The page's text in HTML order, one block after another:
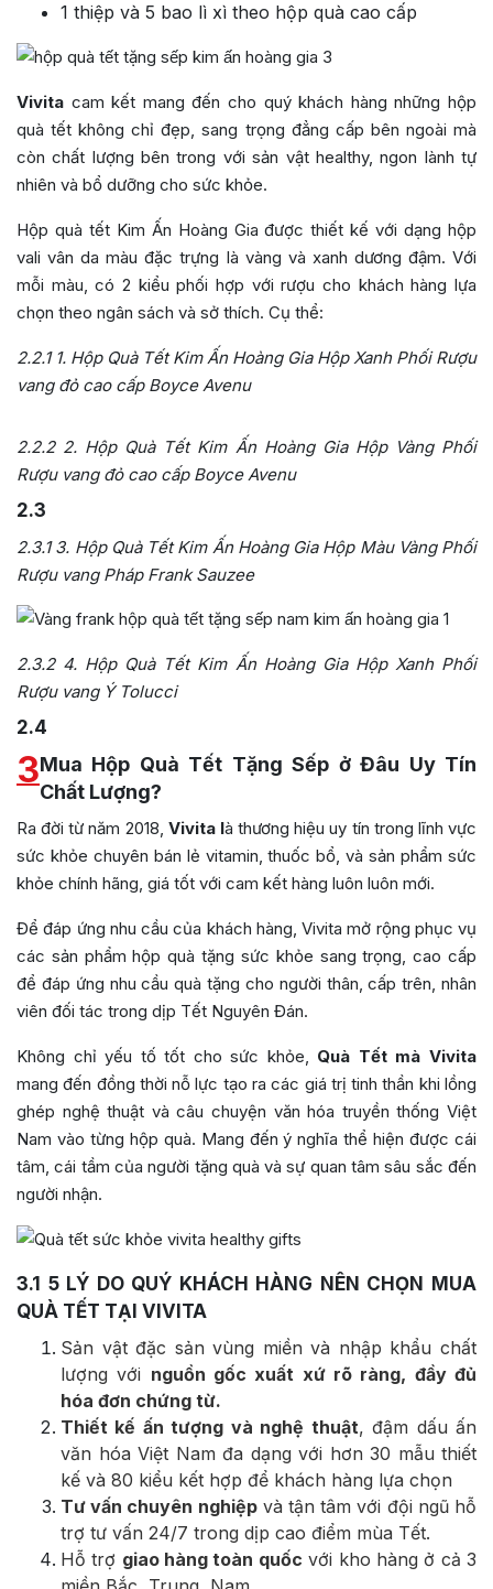
1 thiệp và 5 bao lì xì theo hộp quà cao cấp
Vivita cam kết mang đến cho quý khách hàng những hộp
quà tết không chỉ đẹp, sang trọng đẳng cấp bên ngoài mà
còn chất lượng bên trong với sản vật healthy, ngon lành tự
nhiên và bổ dưỡng cho sức khỏe.
Hộp quà tết Kim Ấn Hoàng Gia được thiết kế với dạng hộp
vali vân da màu đặc trựng là vàng và xanh dương đậm. Với
mỗi màu, có 2 kiểu phối hợp với rượu cho khách hàng lựa
chọn theo ngân sách và sở thích. Cụ thể:
2.2.1 1. Hộp Quà Tết Kim Ấn Hoàng Gia Hộp Xanh Phối Rượu
vang đỏ cao cấp Boyce Avenu
2.2.2 2. Hộp Quà Tết Kim Ấn Hoàng Gia Hộp Vàng Phối
Rượu vang đỏ cao cấp Boyce Avenu
2.3
2.3.1 3. Hộp Quà Tết Kim Ấn Hoàng Gia Hộp Màu Vàng Phối
Rượu vang Pháp Frank Sauzee
2.3.2 4. Hộp Quà Tết Kim Ấn Hoàng Gia Hộp Xanh Phối
Rượu vang Ý Tolucci
2.4
3Mua Hộp Quà Tết Tặng Sếp ở Đâu Uy Tín
Chất Lượng?
Ra đời từ năm 2018, Vivita là thương hiệu uy tín trong lĩnh vực
sức khỏe chuyên bán lẻ vitamin, thuốc bổ, và sản phẩm sức
khỏe chính hãng, giá tốt với cam kết hàng luôn luôn mới.
Để đáp ứng nhu cầu của khách hàng, Vivita mở rộng phục vụ
các sản phẩm hộp quà tặng sức khỏe sang trọng, cao cấp
để đáp ứng nhu cầu quà tặng cho người thân, cấp trên, nhân
viên đối tác trong dịp Tết Nguyên Đán.
Không chỉ yếu tố tốt cho sức khỏe, Quà Tết mà Vivita
mang đến đồng thời nỗ lực tạo ra các giá trị tinh thần khi lồng
ghép nghệ thuật và câu chuyện văn hóa truyền thống Việt
Nam vào từng hộp quà. Mang đến ý nghĩa thể hiện được cái
tâm, cái tầm của người tặng quà và sự quan tâm sâu sắc đến
người nhận.
3.1 5 LÝ DO QUÝ KHÁCH HÀNG NÊN CHỌN MUA
QUÀ TẾT TẠI VIVITA
Sản vật đặc sản vùng miền và nhập khẩu chất
lượng với nguồn gốc xuất xứ rõ ràng, đầy đủ
hóa đơn chứng từ.
Thiết kế ấn tượng và nghệ thuật, đậm dấu ấn
văn hóa Việt Nam đa dạng với hơn 30 mẫu thiết
kế và 80 kiểu kết hợp để khách hàng lựa chọn
Tư vấn chuyên nghiệpvà tận tâm với đội ngũ hỗ
trợ tư vấn 24/7 trong dịp cao điểm mùa Tết.
Hỗ trợ giao hàng toàn quốc với kho hàng ở cả 3